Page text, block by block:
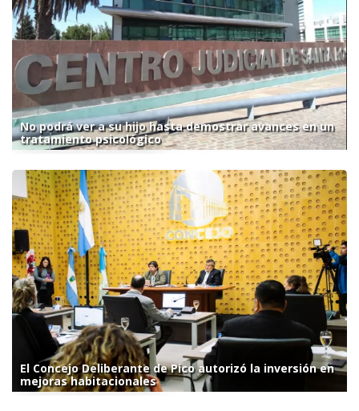
No podrá ver a su hijo hasta demostrar avances en un
tratamiento psicológico
El Concejo Deliberante de Pico autorizó la inversión en
mejoras habitacionales